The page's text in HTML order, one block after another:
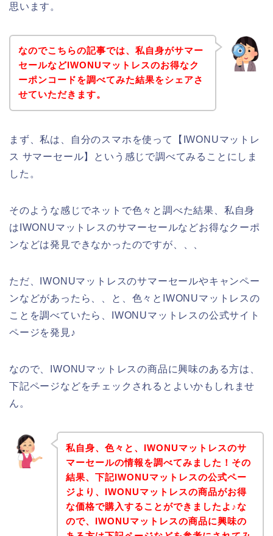
思います。
なのでこちらの記事では、私自身がサマー
セールなどIWONUマットレスのお得なク
ーポンコードを調べてみた結果をシェアさ
せていただきます。
まず、私は、自分のスマホを使って【IWONUマットレ
ス サマーセール】という感じで調べてみることにしま
した。
そのような感じでネットで色々と調べた結果、私自身
はIWONUマットレスのサマーセールなどお得なクーポ
ンなどは発見できなかったのですが、、、
ただ、IWONUマットレスのサマーセールやキャンペー
ンなどがあったら、、と、色々とIWONUマットレスの
ことを調べていたら、IWONUマットレスの公式サイト
ページを発見♪
なので、IWONUマットレスの商品に興味のある方は、
下記ページなどをチェックされるとよいかもしれませ
ん。
私自身、色々と、IWONUマットレスのサ
マーセールの情報を調べてみました！その
結果、下記IWONUマットレスの公式ペー
ジより、IWONUマットレスの商品がお得
な価格で購入することができましたよ♪な
ので、IWONUマットレスの商品に興味の